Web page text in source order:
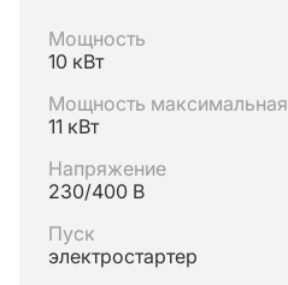
Мощность
10 кВт
Мощность максимальная
11 кВт
Напряжение
230/400 В
Пуск
электростартер